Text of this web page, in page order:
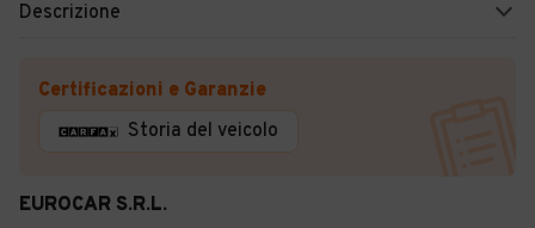
Descrizione
Certificazioni e Garanzie
Storia del veicolo
EUROCAR S.R.L.